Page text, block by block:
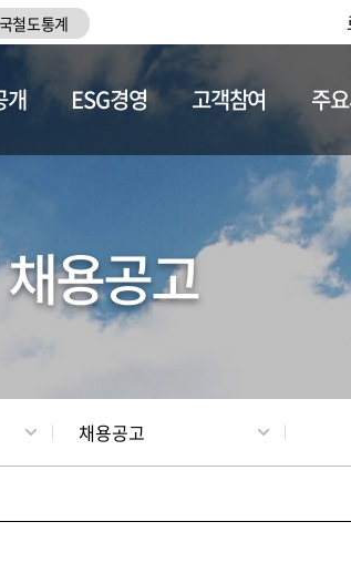
철도통계
채용정보
개 ESG경영 고객참여 주
채용공고
채용공고